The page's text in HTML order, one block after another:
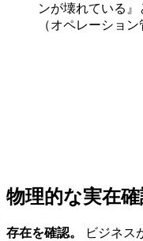
ンが壊れている』
（オペレーショ
物理的な実在
存在を確認。
ビジネス